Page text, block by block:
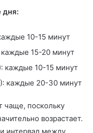
дня:
10-15 минут
15-20 минут
каждые 10-15 минут
каждые 20-30 минут
чаще, поскольку
возрастает.